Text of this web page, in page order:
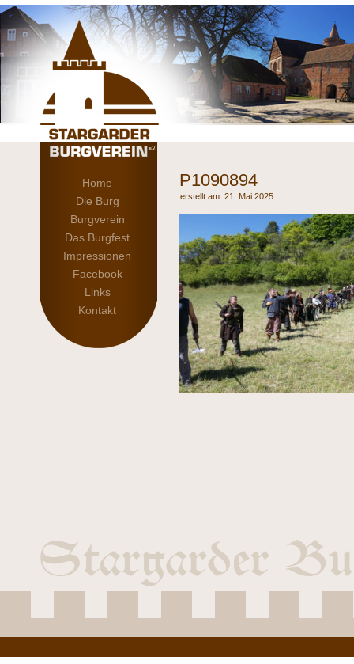
P1090894
21. Mai 2025
Home
Die Burg
Burgverein
Das Burgfest
Impressionen
Facebook
Links
Kontakt